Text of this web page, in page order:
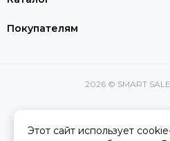
Покупателям
2026 © SMART
Вся представленная на сайте
Этот сайт использует